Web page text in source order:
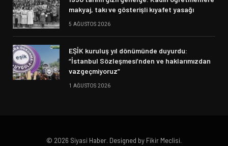
makyaj, takı ve gösterişli kıyafet yasağı
5 AĞUSTOS 2026
EŞİK kuruluş yıl dönümünde duyurdu:
“İstanbul Sözleşmesi’nden ve haklarımızdan
vazgeçmiyoruz”
1 AĞUSTOS 2026
© 2026 Siyasi Haber. Designed by Fikir Meclisi.